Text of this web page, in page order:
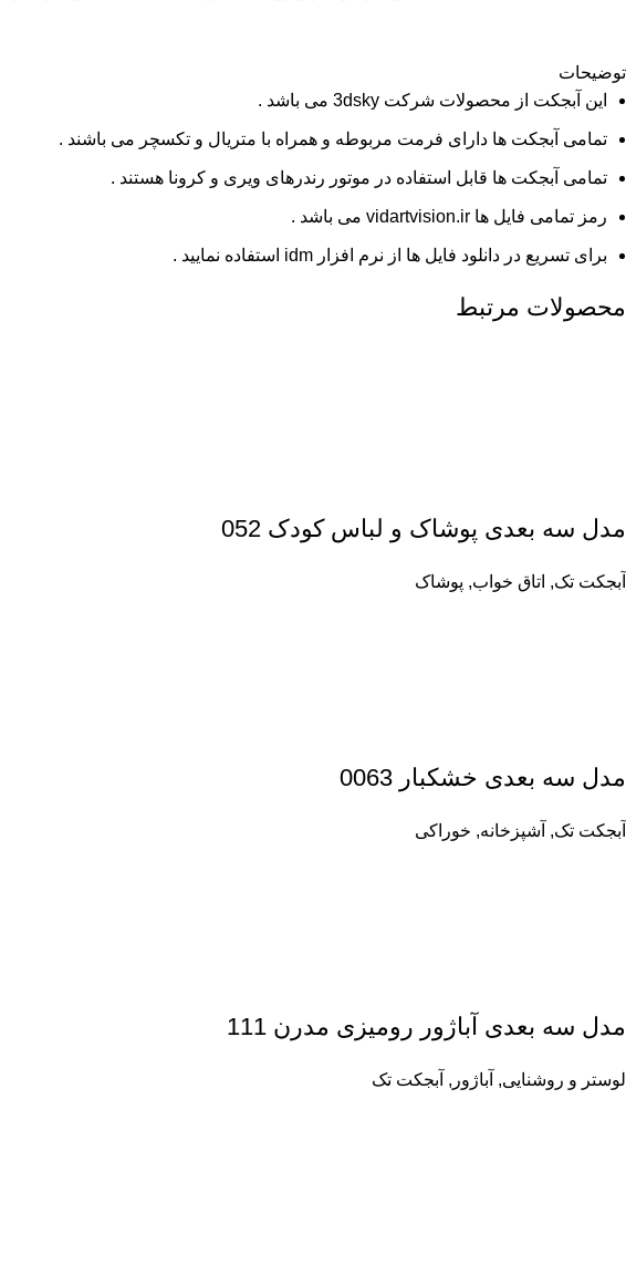
توضیحات
این آبجکت از محصولات شرکت 3dsky می باشد .
تمامی آبجکت ها دارای فرمت مربوطه و همراه با متریال و تکسچر می باشند .
تمامی آبجکت ها قابل استفاده در موتور رندرهای ویری و کرونا هستند .
رمز تمامی فایل ها vidartvision.ir می باشد .
برای تسریع در دانلود فایل ها از نرم افزار idm استفاده نمایید .
محصولات مرتبط
مدل سه بعدی پوشاک و لباس کودک 052
آبجکت تک, اتاق خواب, پوشاک
مدل سه بعدی خشکبار 0063
آبجکت تک, آشپزخانه, خوراکی
مدل سه بعدی آباژور رومیزی مدرن 111
لوستر و روشنایی, آباژور , آبجکت تک